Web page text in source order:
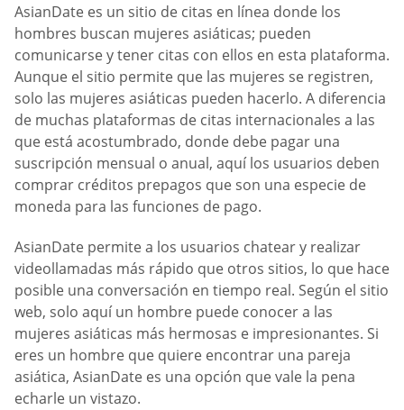
AsianDate es un sitio de citas en línea donde los
hombres buscan mujeres asiáticas; pueden
comunicarse y tener citas con ellos en esta plataforma.
Aunque el sitio permite que las mujeres se registren,
solo las mujeres asiáticas pueden hacerlo. A diferencia
de muchas plataformas de citas internacionales a las
que está acostumbrado, donde debe pagar una
suscripción mensual o anual, aquí los usuarios deben
comprar créditos prepagos que son una especie de
moneda para las funciones de pago.
AsianDate permite a los usuarios chatear y realizar
videollamadas más rápido que otros sitios, lo que hace
posible una conversación en tiempo real. Según el sitio
web, solo aquí un hombre puede conocer a las
mujeres asiáticas más hermosas e impresionantes. Si
eres un hombre que quiere encontrar una pareja
asiática, AsianDate es una opción que vale la pena
echarle un vistazo.